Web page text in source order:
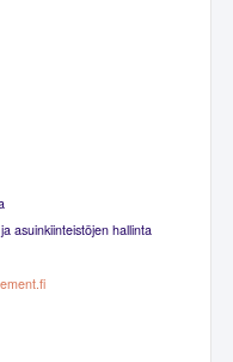
asuinkiinteistöjen hallinta